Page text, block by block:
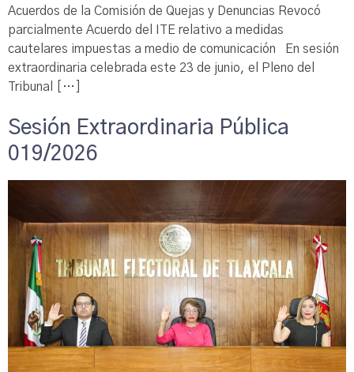
Acuerdos de la Comisión de Quejas y Denuncias Revocó
parcialmente Acuerdo del ITE relativo a medidas
cautelares impuestas a medio de comunicación En sesión
extraordinaria celebrada este 23 de junio, el Pleno del
Tribunal […]
Sesión Extraordinaria Pública
019/2026